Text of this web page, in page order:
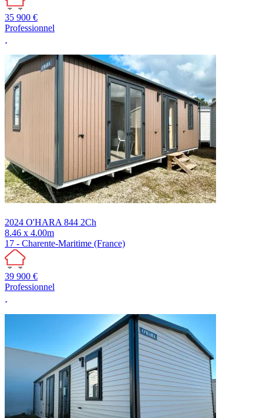
35 900 €
Professionnel
2024 O'HARA 844 2Ch
8.46 x 4.00m
17 - Charente-Maritime (France)
39 900 €
Professionnel